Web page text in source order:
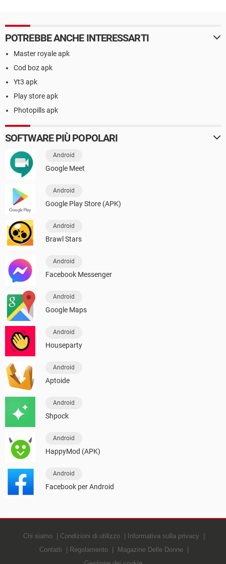
POTREBBE ANCHE INTERESSARTI
Master royale apk
Cod boz apk
Yt3 apk
Play store apk
Photopills apk
SOFTWARE PIÙ POPOLARI
Android
Google Meet
Android
Google Play Store (APK)
Android
Brawl Stars
Android
Facebook Messenger
Android
Google Maps
Android
Houseparty
Android
Aptoide
Android
Shpock
Android
HappyMod (APK)
Android
Facebook per Android
Chi siamo Condizioni di utilizzo
Informativa sulla privacy
Contatti
Regolamento
Magazine Delle Donne